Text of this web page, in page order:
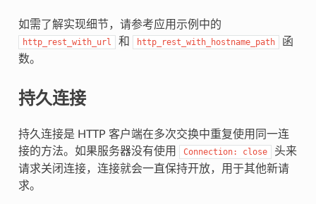
如需了解实现细节，请参考应用示例中的
http_rest_with_url 和 http_rest_with_hostname_path
函
数。
持久连接
持久连接是 HTTP 客户端在多次交换中重复使用同一连
接的方法。如果服务器没有使用
Connection: close
头来
请求关闭连接，连接就会一直保持开放，用于其他新请
求。